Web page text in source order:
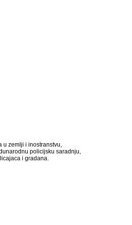
zemlji i inostranstvu,
policijsku saradnju,
i gradana.